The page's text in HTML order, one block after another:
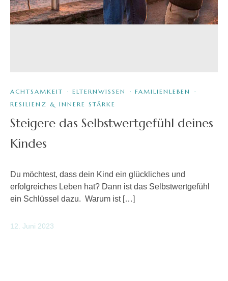
ACHTSAMKEIT · ELTERNWISSEN · FAMILIENLEBEN
·
RESILIENZ & INNERE STÄRKE
Steigere das Selbstwertgefühl deines
Kindes
Du möchtest, dass dein Kind ein glückliches und
erfolgreiches Leben hat? Dann ist das Selbstwertgefühl
ein Schlüssel dazu. Warum ist […]
12. Juni 2023